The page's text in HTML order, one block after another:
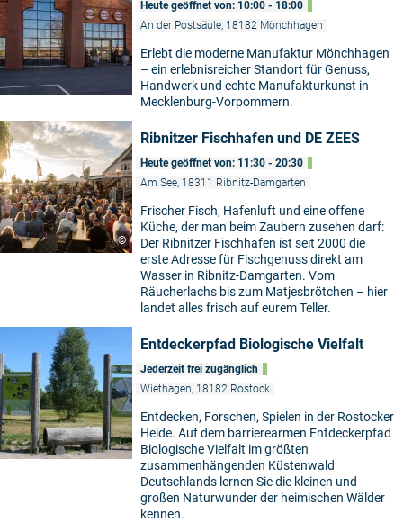
Heute geöffnet von: 10:00 - 18:00
An der Postsäule, 18182 Mönchhagen
Erlebt die moderne Manufaktur Mönchhagen
– ein erlebnisreicher Standort für Genuss,
Handwerk und echte Manufakturkunst in
Mecklenburg-Vorpommern.
©
Ribnitzer Fischhafen und DE ZEES
Heute geöffnet von: 11:30 - 20:30
Am See, 18311 Ribnitz-Damgarten
Frischer Fisch, Hafenluft und eine offene
Küche, der man beim Zaubern zusehen darf:
Der Ribnitzer Fischhafen ist seit 2000 die
erste Adresse für Fischgenuss direkt am
Wasser in Ribnitz-Damgarten. Vom
Räucherlachs bis zum Matjesbrötchen – hier
landet alles frisch auf eurem Teller.
Entdeckerpfad Biologische Vielfalt
Jederzeit frei zugänglich
Wiethagen, 18182 Rostock
Entdecken, Forschen, Spielen in der Rostocker
Heide. Auf dem barrierearmen Entdeckerpfad
Biologische Vielfalt im größten
zusammenhängenden Küstenwald
Deutschlands lernen Sie die kleinen und
großen Naturwunder der heimischen Wälder
kennen.